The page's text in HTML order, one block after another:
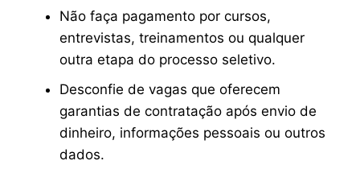
Não faça pagamento por cursos,
entrevistas, treinamentos ou qualquer
outra etapa do processo seletivo.
Desconfie de vagas que oferecem
garantias de contratação após envio de
dinheiro, informações pessoais ou outros
dados.